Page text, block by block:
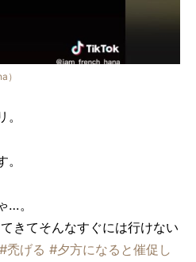
）
…。
きてそんなすぐには行けない
#禿げる #夕方になると催促し